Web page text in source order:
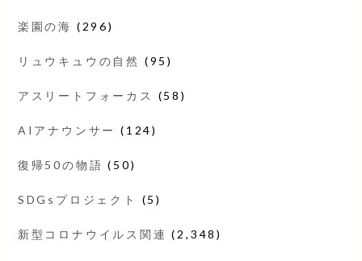
楽園の海 (296)
リュウキュウの自然 (95)
アスリートフォーカス (58)
AIアナウンサー (124)
復帰50の物語 (50)
SDGsプロジェクト (5)
新型コロナウイルス関連 (2,348)